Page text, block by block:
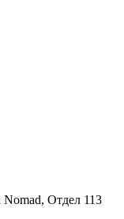
Отдел 113